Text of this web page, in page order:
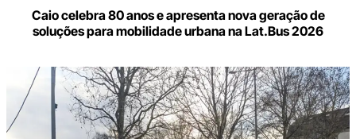
Caio celebra 80 anos e apresenta nova geração de
soluções para mobilidade urbana na Lat.Bus 2026